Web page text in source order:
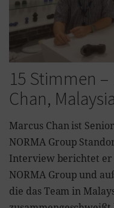
15 Stimmen
Chan, Malaysia
Marcus Chan ist
NORMA Group
Interview berichtet
NORMA Group und
die das Team in